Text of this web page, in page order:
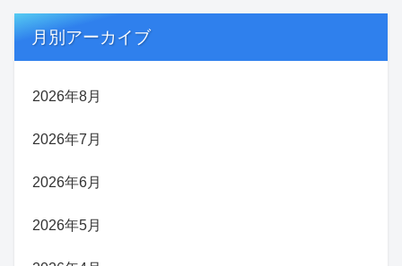
月別アーカイブ
2026年8月
2026年7月
2026年6月
2026年5月